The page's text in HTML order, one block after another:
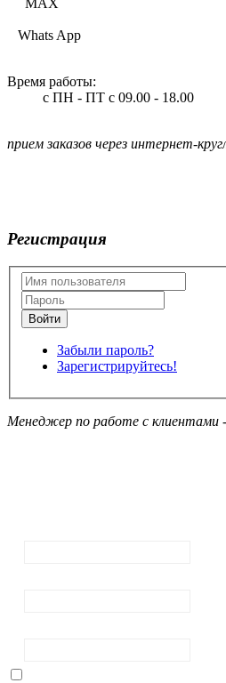
МАХ
Whats App
Время работы:
с ПН - ПТ с 09.00 - 18.00
прием заказов через интернет-
Регистрация
Забыли пароль?
Зарегистрируйтесь!
Менеджер по работе с клиентами -